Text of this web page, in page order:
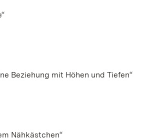
Beziehung mit Höhen und Tiefen“
Nähkästchen“